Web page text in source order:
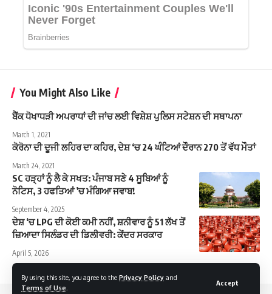
By using this site, you agree to the Privacy Policy and
Terms of Use
Accept
You Might Also Like
ਬੈਂਕ ਧੋਖਾਧੜੀ ਅਪਰਾਧਾਂ ਦੀ ਜਾਂਚ ਲਈ ਵਿਸ਼ੇਸ਼ ਪੁਲਿਸ ਸਟੇਸ਼ਨ ਦੀ ਸਥਾਪਨਾ
March 1, 2021
ਕੋਰੋਨਾ ਦੀ ਦੂਜੀ ਲਹਿਰ ਦਾ ਕਹਿਰ, ਦੇਸ਼ ‘ਚ 24 ਘੰਟਿਆਂ ਦੌਰਾਨ 270 ਤੋਂ ਵੱਧ ਮੌਤਾਂ
March 24, 2021
SC ਹੜ੍ਹਾਂ ਨੂੰ ਲੈ ਕੇ ਸਖਤ: ਪੰਜਾਬ ਸਣੇ 4 ਸੂਬਿਆਂ ਨੂੰ
ਨੋਟਿਸ, 3 ਹਫਤਿਆਂ ’ਚ ਮੰਗਿਆ ਜਵਾਬ!
September 4, 2025
ਦੇਸ਼ ‘ਚ LPG ਦੀ ਕੋਈ ਕਮੀ ਨਹੀਂ, ਸ਼ਨੀਵਾਰ ਨੂੰ 51 ਲੱਖ ਤੋਂ
ਜ਼ਿਆਦਾ ਸਿਲੰਡਰ ਦੀ ਡਿਲੀਵਰੀ: ਕੇਂਦਰ ਸਰਕਾਰ
April 5, 2026